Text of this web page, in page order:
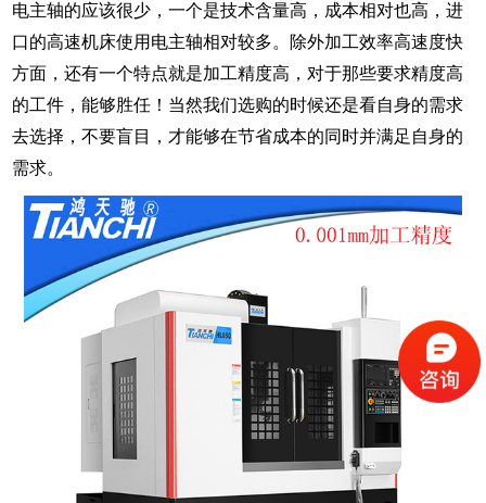
电主轴的应该很少，一个是技术含量高，成本相对也高，进
口的高速机床使用电主轴相对较多。除外加工效率高速度快
方面，还有一个特点就是加工精度高，对于那些要求精度高
的工件，能够胜任！当然我们选购的时候还是看自身的需求
去选择，不要盲目，才能够在节省成本的同时并满足自身的
需求。